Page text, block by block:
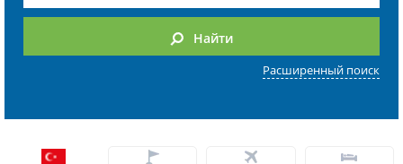
Найти
Расширенный поиск